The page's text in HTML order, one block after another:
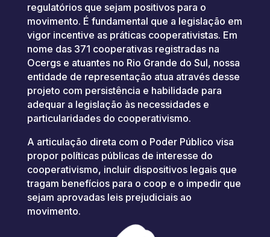
regulatórios que sejam positivos para o
movimento. É fundamental que a legislação em
vigor incentive as práticas cooperativistas. Em
nome das 371 cooperativas registradas na
Ocergs e atuantes no Rio Grande do Sul, nossa
entidade de representação atua através desse
projeto com persistência e habilidade para
adequar a legislação às necessidades e
particularidades do cooperativismo.
A articulação direta com o Poder Público visa
propor políticas públicas de interesse do
cooperativismo, incluir dispositivos legais que
tragam benefícios para o coop e o impedir que
sejam aprovadas leis prejudiciais ao
movimento.